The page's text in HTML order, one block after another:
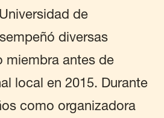
de
diversas
miembra antes de
local en 2015. Durante
como organizadora